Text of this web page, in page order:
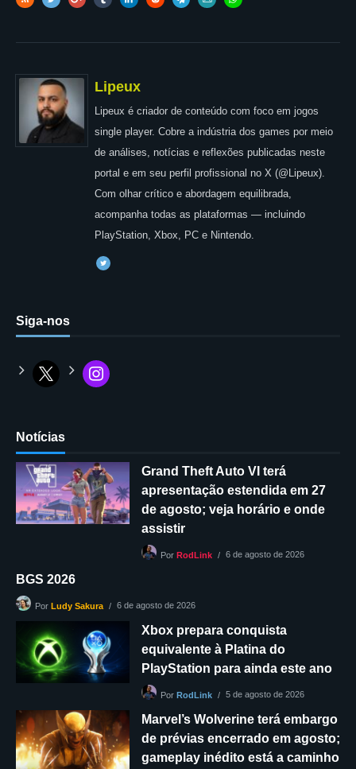
Lipeux
Lipeux é criador de conteúdo com foco em jogos
single player. Cobre a indústria dos games por meio
de análises, notícias e reflexões publicadas neste
portal e em seu perfil profissional no X (@Lipeux).
Com olhar crítico e abordagem equilibrada,
acompanha todas as plataformas — incluindo
PlayStation, Xbox, PC e Nintendo.
Siga-nos
Notícias
Grand Theft Auto VI terá
apresentação estendida em 27
de agosto; veja horário e onde
assistir
PorRodLink 6 de agosto de 2026
BGS 2026
PorLudy Sakura 6 de agosto de 2026
Xbox prepara conquista
equivalente à Platina do
PlayStation para ainda este ano
PorRodLink 5 de agosto de 2026
Marvel’s Wolverine terá embargo
de prévias encerrado em agosto;
gameplay inédito está a caminho